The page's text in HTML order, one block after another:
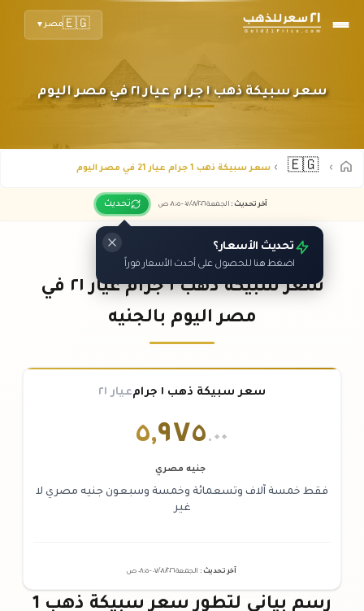
🇪🇬مصر▼
سعر سبيكة ذهب ١ جرام عيار ٢١ في مصر اليوم
🇪🇬 سعر سبيكة ذهب 1 جرام عيار 21 في مصر اليوم
آخر تحديث : الجمعة ٠٧ /٠٨/٢٠٢٦ - ٠٨:٠٥ ص تحديث
تحديث الأسعار؟
اضغط هنا للحصول على أحدث الأسعار فوراً
سعر سبيكة ذهب ١ جرام عيار ٢١ في
مصر اليوم بالجنيه
سعر سبيكة ذهب ١ جرام عيار ٢١
٥,٩٧٥.٠٠
جنيه مصري
فقط خمسة آلاف وتسعمائة وخمسة وسبعون جنيه مصري لا
غير
آخر تحديث : الجمعة ٠٧ /٠٨/٢٠٢٦ - ٠٨:٠٥ ص
رسم بياني لتطور سعر سبيكة ذهب 1